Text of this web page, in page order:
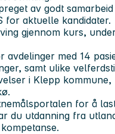
av godt
for aktuelle kandidater.
gjennom kurs,
med 14
samt ulike
i Klepp kommune,
for å
du utdanning fra